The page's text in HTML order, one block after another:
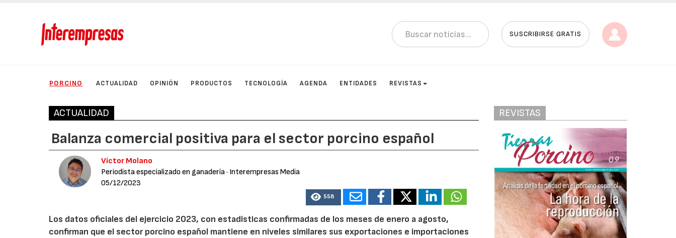
SUSCRIBIRSE GRATIS
PORCINO ACTUALIDAD OPINIÓN PRODUCTOS TECNOLOGÍA AGENDA ENTIDADES REVISTAS
ACTUALIDAD
Balanza comercial positiva para el sector porcino español
Víctor Molano
Periodista especializado en ganadería· Interempresas Media
05/12/2023
558
Los datos oficiales del ejercicio 2023, con estadísticas confirmadas de los meses de enero a agosto,
confirman que el sector porcino español mantiene en niveles similares sus exportaciones e importaciones
REVISTAS